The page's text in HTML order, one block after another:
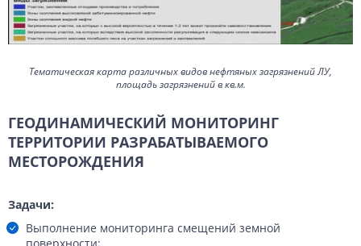
Тематическая карта различных видов нефтяных загрязнений ЛУ,
площадь загрязнений в кв.м.
ГЕОДИНАМИЧЕСКИЙ МОНИТОРИНГ
ТЕРРИТОРИИ РАЗРАБАТЫВАЕМОГО
МЕСТОРОЖДЕНИЯ
Задачи:
Выполнение мониторинга смещений земной